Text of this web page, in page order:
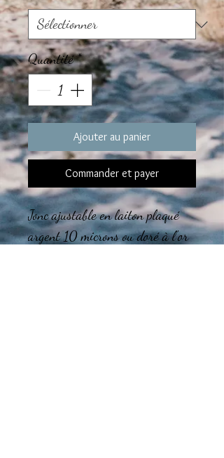
Quantité*
Ajouter au panier
Commander et payer
Jonc ajustable en laiton plaqué
argent 10 microns ou doré à l'or